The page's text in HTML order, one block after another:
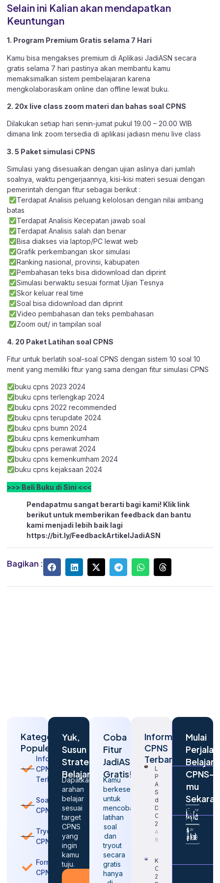
Selain ini Kalian akan mendapatkan
Keuntungan
1. Program Premium Gratis selama 7 Hari
Kamu bisa mengakses premium di Aplikasi JadiASN secara
gratis selama 7 hari pastinya akan membantu kamu
memaksimalkan sistem pembelajaran karena
mengkolaborasikam online dan offline lewat buku.
2. 20x live class zoom materi dan bahas soal CPNS
Dilakukan setiap hari senin-jumat pukul 19.00 – 20.00 WIB
dimana link zoom tersedia di aplikasi jadiasn menu live class
3. 5 Paket simulasi CPNS
Simulasi yang disesuaikan dengan ujian aslinya dari jumlah
soalnya, waktu pengerjaannya, kisi-kisi materi sesuai dengan
pemerintah dengan fitur sebagai berikut :
Terdapat Analisis peluang kelolosan dengan nilai ambang
batas
Terdapat Analisis Kecepatan jawab soal
Terdapat Analisis salah dan benar
Bisa diakses via laptop/PC lewat web
Grafik perkembangan skor simulasi
Ranking nasional, provinsi, kabupaten
Pembahasan teks bisa didownload dan diprint
Simulasi berwaktu sesuai format Ujian Tesnya
Skor keluar real time
Soal bisa didownload dan diprint
Video pembahasan dan teks pembahasan
Zoom out/ in tampilan soal
4. 20 Paket Latihan soal CPNS
Fitur untuk berlatih soal-soal CPNS dengan sistem 10 soal 10
menit yang memiliki fitur yang sama dengan fitur simulasi CPNS
buku cpns 2023 2024
buku cpns terlengkap 2024
buku cpns 2022 recommended
buku cpns terupdate 2024
buku cpns bumn 2024
buku cpns kemenkumham
buku cpns perawat 2024
buku cpns kemenkumham 2024
buku cpns kejaksaan 2024
>>> Beli Buku di Sini <<<
Pendapatmu sangat berarti bagi kami! Klik link
berikut untuk memberikan feedback dan bantu
kami menjadi lebih baik lagi
https://bit.ly/FeedbackArtikelJadiASN
Bagikan :
Kategori
Populer
Informasi
CPNS
Terbaru
Soal
CPNS
Tryout
CPNS
Formasi
CPNS
Yuk,
Susun
Strategi
Belajarmu
Dapatkan
arahan
belajar
sesuai
target
CPNS
yang
ingin
kamu
tuju.
Konsultasi
Coba
Fitur
JadiASN
Gratis!
Kamu
berkesempatan
untuk
mencoba
latihan
soal
dan
tryout
secara
gratis
hanya
Informasi
CPNS
Terbaru
Langkah
Penting
Agar
Sukses
dalam
Daftar
CPNS
2026
August
8, 2026
Kapan
CPNS
2026
Mulai
Belajar
CPNS-
mu